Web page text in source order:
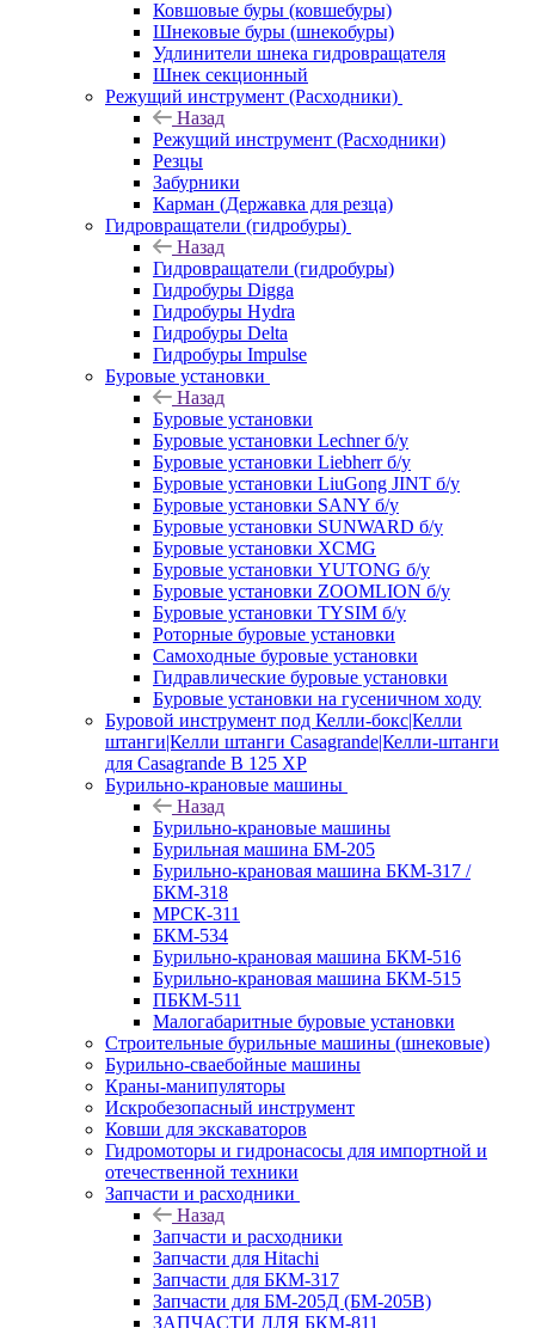
Ковшовые буры (ковшебуры)
Шнековые буры (шнекобуры)
Удлинители шнека гидровращателя
Шнек секционный
Режущий инструмент (Расходники)
Назад
Режущий инструмент (Расходники)
Резцы
Забурники
Карман (Державка для резца)
Гидровращатели (гидробуры)
Назад
Гидровращатели (гидробуры)
Гидробуры Digga
Гидробуры Hydra
Гидробуры Delta
Гидробуры Impulse
Буровые установки
Назад
Буровые установки
Буровые установки Lechner б/у
Буровые установки Liebherr б/у
Буровые установки LiuGong JINT б/у
Буровые установки SANY б/у
Буровые установки SUNWARD б/у
Буровые установки XCMG
Буровые установки YUTONG б/у
Буровые установки ZOOMLION б/у
Буровые установки TYSIM б/у
Роторные буровые установки
Самоходные буровые установки
Гидравлические буровые установки
Буровые установки на гусеничном ходу
Буровой инструмент под Келли-бокс|Келли
штанги|Келли штанги Casagrande|Келли-штанги
для Casagrande B 125 XP
Бурильно-крановые машины
Назад
Бурильно-крановые машины
Бурильная машина БМ-205
Бурильно-крановая машина БКМ-317 /
БКМ-318
МРСК-311
БКМ-534
Бурильно-крановая машина БКМ-516
Бурильно-крановая машина БКМ-515
ПБКМ-511
Малогабаритные буровые установки
Строительные бурильные машины (шнековые)
Бурильно-сваебойные машины
Краны-манипуляторы
Искробезопасный инструмент
Ковши для экскаваторов
Гидромоторы и гидронасосы для импортной и
отечественной техники
Запчасти и расходники
Назад
Запчасти и расходники
Запчасти для Hitachi
Запчасти для БКМ-317
Запчасти для БМ-205Д (БМ-205В)
ЗАПЧАСТИ ДЛЯ БКМ-811